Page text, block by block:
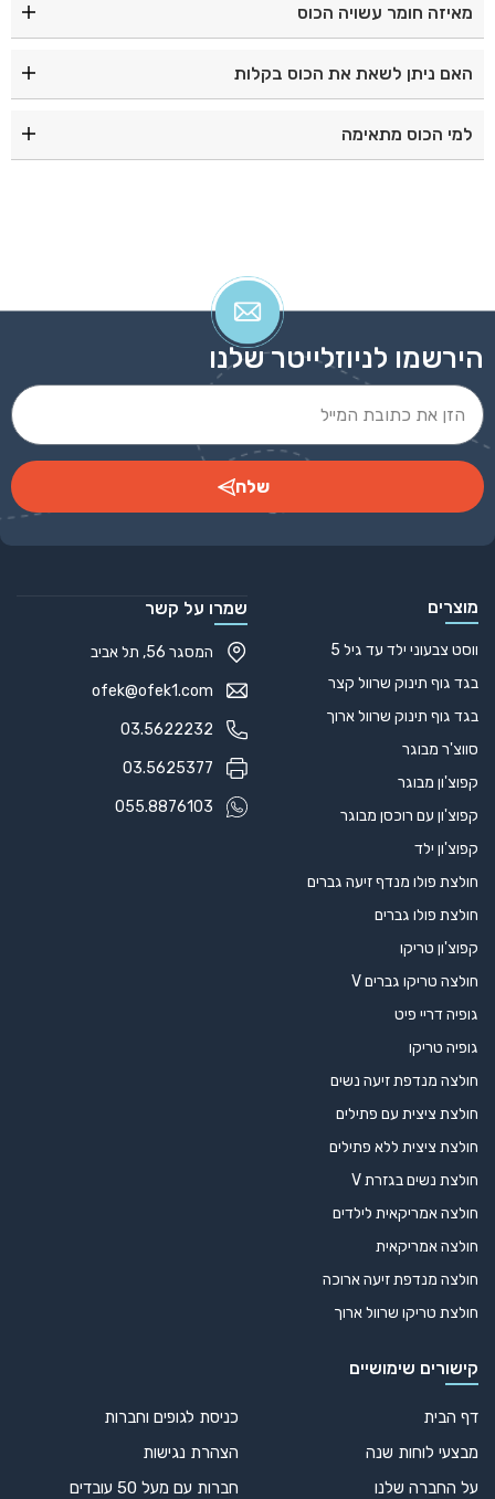
ציוד לנשיאה נוחה.
מאיזה חומר עשויה הכוס
האם ניתן לשאת את הכוס בקלות
למי הכוס מתאימה
הירשמו לניוזלייטר שלנו
שלח
מוצרים
ווסט צבעוני ילד עד גיל 5
בגד גוף תינוק שרוול קצר
בגד גוף תינוק שרוול ארוך
סווצ'ר מבוגר
קפוצ'ון מבוגר
קפוצ'ון עם רוכסן מבוגר
קפוצ'ון ילד
חולצת פולו מנדף זיעה גברים
חולצת פולו גברים
קפוצ'ון טריקו
חולצה טריקו גברים V
גופיה דריי פיט
גופיה טריקו
חולצה מנדפת זיעה נשים
חולצת ציצית עם פתילים
חולצת ציצית ללא פתילים
חולצת נשים בגזרת V
חולצה אמריקאית לילדים
חולצה אמריקאית
חולצה מנדפת זיעה ארוכה
חולצת טריקו שרוול ארוך
קישורים שימושיים
דף הבית
מבצעי לוחות שנה
על החברה שלנו
כניסת לגופים וחברות
הצהרת נגישות
חברות עם מעל 50 עובדים
שמרו על קשר
המסגר 56, תל אביב
ofek@ofek1.com
03.5622232
03.5625377
055.8876103